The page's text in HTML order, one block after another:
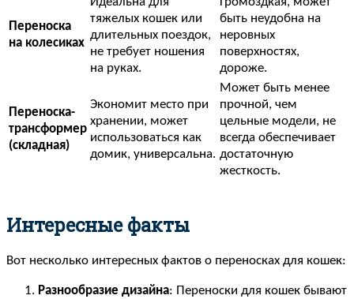
Переноска
на колесиках
тяжелых кошек или
длительных поездок,
не требует ношения
на руках.
быть неудобна на
неровных
поверхностях,
дороже.
Переноска-
трансформер
(складная)
Экономит место при
хранении, может
использоваться как
домик, универсальна.
Может быть менее
прочной, чем
цельные модели, не
всегда обеспечивает
достаточную
жесткость.
Интересные факты
Вот несколько интересных фактов о переносках для кошек:
Разнообразие дизайна: Переноски для кошек бывают